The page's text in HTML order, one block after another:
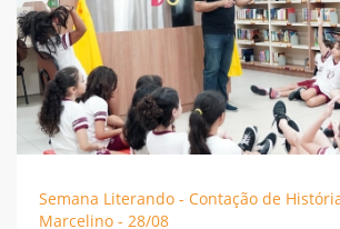
Semana Literando - Contação de
Marcelino - 28/08